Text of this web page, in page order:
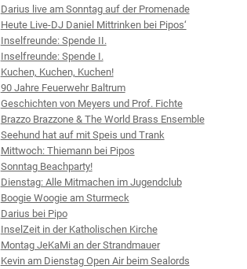
Darius live am Sonntag auf der Promenade
Heute Live-DJ Daniel Mittrinken bei Pipos‘
Inselfreunde: Spende II.
Inselfreunde: Spende I.
Kuchen, Kuchen, Kuchen!
90 Jahre Feuerwehr Baltrum
Geschichten von Meyers und Prof. Fichte
Brazzo Brazzone & The World Brass Ensemble
Seehund hat auf mit Speis und Trank
Mittwoch: Thiemann bei Pipos
Sonntag Beachparty!
Dienstag: Alle Mitmachen im Jugendclub
Boogie Woogie am Sturmeck
Darius bei Pipo
InselZeit in der Katholischen Kirche
Montag JeKaMi an der Strandmauer
Kevin am Dienstag Open Air beim Sealords